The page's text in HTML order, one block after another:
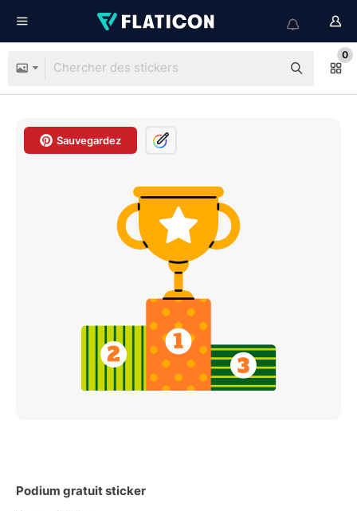
0
Sauvegardez
Podium gratuit sticker